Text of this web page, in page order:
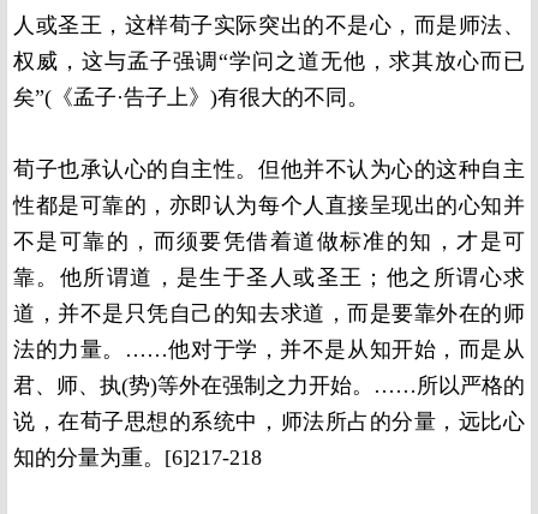
人或圣王，这样荀子实际突出的不是心，而是师法、
权威，这与孟子强调“学问之道无他，求其放心而已
矣”(《孟子·告子上》)有很大的不同。
荀子也承认心的自主性。但他并不认为心的这种自主
性都是可靠的，亦即认为每个人直接呈现出的心知并
不是可靠的，而须要凭借着道做标准的知，才是可
靠。他所谓道，是生于圣人或圣王；他之所谓心求
道，并不是只凭自己的知去求道，而是要靠外在的师
法的力量。……他对于学，并不是从知开始，而是从
君、师、执(势)等外在强制之力开始。……所以严格的
说，在荀子思想的系统中，师法所占的分量，远比心
知的分量为重。[6]217-218